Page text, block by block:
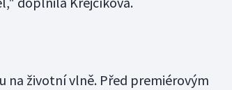
na životní vlně. Před premiérovým